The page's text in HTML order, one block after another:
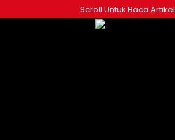
ke
Scroll Untuk Baca Artikel